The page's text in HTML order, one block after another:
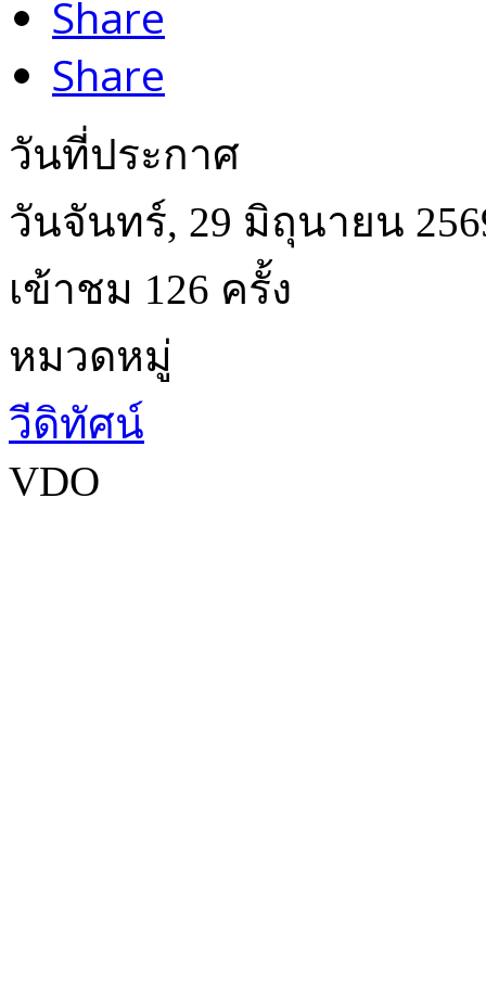
Share
Share
วันที่ประกาศ
วันจันทร์, 29 มิถุนายน
เข้าชม 126 ครั้ง
หมวดหมู่
วีดิทัศน์
VDO